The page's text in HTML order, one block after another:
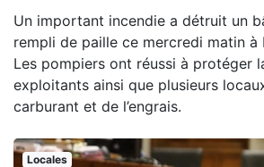
Un important incendie a détruit un
rempli de paille ce mercredi matin à
Les pompiers ont réussi à protéger
exploitants ainsi que plusieurs
carburant et de l’engrais.
Locales